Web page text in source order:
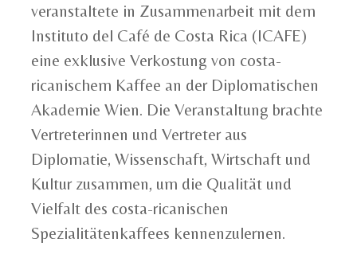
veranstaltete in Zusammenarbeit mit dem
Instituto del Café de Costa Rica (ICAFE)
eine exklusive Verkostung von costa-
ricanischem Kaffee an der Diplomatischen
Akademie Wien. Die Veranstaltung brachte
Vertreterinnen und Vertreter aus
Diplomatie, Wissenschaft, Wirtschaft und
Kultur zusammen, um die Qualität und
Vielfalt des costa-ricanischen
Spezialitätenkaffees kennenzulernen.